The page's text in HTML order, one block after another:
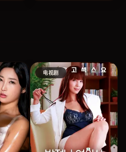
电视剧